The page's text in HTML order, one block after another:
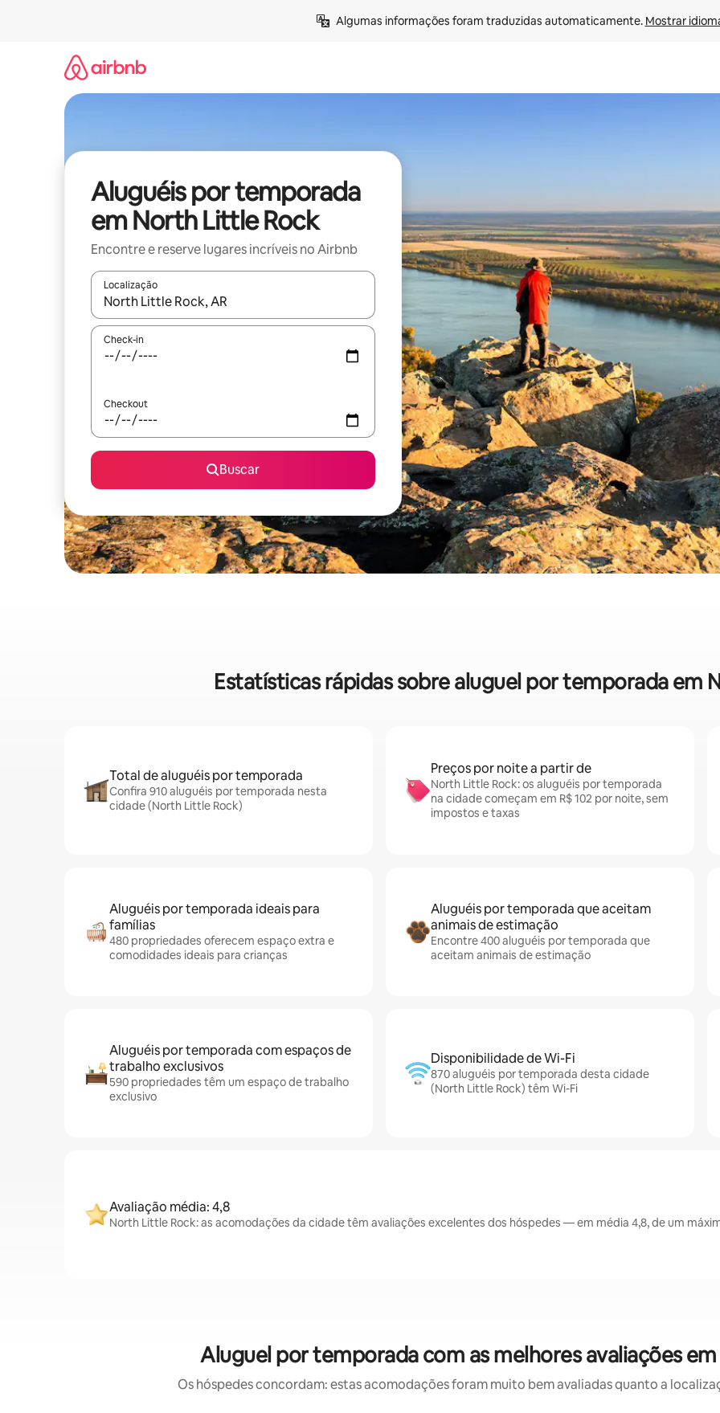
Algumas informações foram traduzidas automaticamente. Mostrar
Aluguéis por temporada
em North Little Rock
Encontre e reserve lugares incríveis no Airbnb
Localização
Quando os resultados estiverem disponíveis, explore-os usando as seta para cima e para baixo do teclado ou tocando
Check-in
Checkout
Buscar
Estatísticas rápidas sobre aluguel por temporada em
Total de aluguéis por temporada
Confira 910 aluguéis por temporada nesta
cidade (North Little Rock)
Preços por noite a partir de
North Little Rock: os aluguéis por temporada
na cidade começam em R$ 102 por noite, sem
impostos e taxas
Aluguéis por temporada ideais para
famílias
480 propriedades oferecem espaço extra e
comodidades ideais para crianças
Aluguéis por temporada que aceitam
animais de estimação
Encontre 400 aluguéis por temporada que
aceitam animais de estimação
Aluguéis por temporada com espaços de
trabalho exclusivos
590 propriedades têm um espaço de trabalho
exclusivo
Disponibilidade de Wi-Fi
870 aluguéis por temporada desta cidade
(North Little Rock) têm Wi-Fi
Avaliação média: 4,8
North Little Rock: as acomodações da cidade têm avaliações excelentes dos hóspedes — em média 4,8, de um
Aluguel por temporada com as melhores avaliações
Os hóspedes concordam: estas acomodações foram muito bem avaliadas quanto a